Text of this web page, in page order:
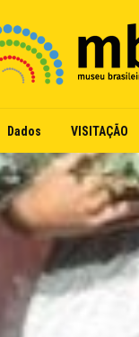
Dados VISITAÇÃO